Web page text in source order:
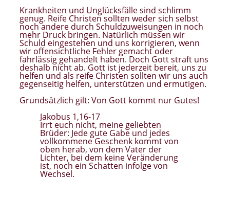
Krankheiten und Unglücksfälle sind schlimm
genug. Reife Christen sollten weder sich selbst
noch andere durch Schuldzuweisungen in noch
mehr Druck bringen. Natürlich müssen wir
Schuld eingestehen und uns korrigieren, wenn
wir offensichtliche Fehler gemacht oder
fahrlässig gehandelt haben. Doch Gott straft uns
deshalb nicht ab. Gott ist jederzeit bereit, uns zu
helfen und als reife Christen sollten wir uns auch
gegenseitig helfen, unterstützen und ermutigen.
Grundsätzlich gilt: Von Gott kommt nur Gutes!
Jakobus 1,16-17
Irrt euch nicht, meine geliebten
Brüder: Jede gute Gabe und jedes
vollkommene Geschenk kommt von
oben herab, von dem Vater der
Lichter, bei dem keine Veränderung
ist, noch ein Schatten infolge von
Wechsel.